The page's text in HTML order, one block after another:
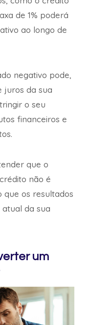
de 1% poderá
ao longo de
negativo pode,
juros da sua
o seu
financeiros e
que o
não é
que os resultados
da sua
um